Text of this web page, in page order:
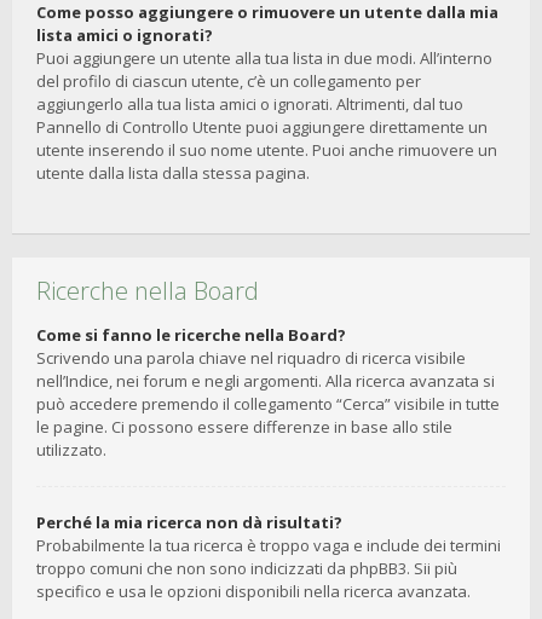
Come posso aggiungere o rimuovere un utente dalla mia
lista amici o ignorati?
Puoi aggiungere un utente alla tua lista in due modi. All’interno
del profilo di ciascun utente, c’è un collegamento per
aggiungerlo alla tua lista amici o ignorati. Altrimenti, dal tuo
Pannello di Controllo Utente puoi aggiungere direttamente un
utente inserendo il suo nome utente. Puoi anche rimuovere un
utente dalla lista dalla stessa pagina.
Ricerche nella Board
Come si fanno le ricerche nella Board?
Scrivendo una parola chiave nel riquadro di ricerca visibile
nell’Indice, nei forum e negli argomenti. Alla ricerca avanzata si
può accedere premendo il collegamento “Cerca” visibile in tutte
le pagine. Ci possono essere differenze in base allo stile
utilizzato.
Perché la mia ricerca non dà risultati?
Probabilmente la tua ricerca è troppo vaga e include dei termini
troppo comuni che non sono indicizzati da phpBB3. Sii più
specifico e usa le opzioni disponibili nella ricerca avanzata.